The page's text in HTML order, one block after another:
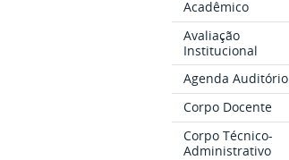
Acadêmico
Avaliação
Institucional
Agenda Auditório
Corpo Docente
Corpo Técnico-
Administrativo